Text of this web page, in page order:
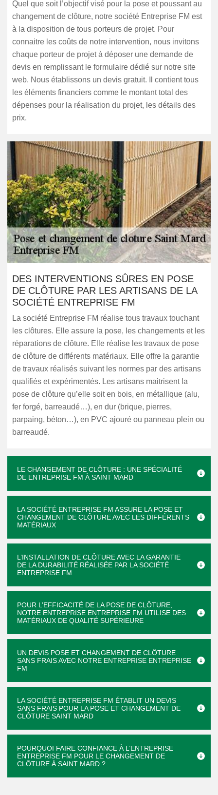
Quel que soit l’objectif visé pour la pose et poussant au
changement de clôture, notre société Entreprise FM est
à la disposition de tous porteurs de projet. Pour
connaitre les coûts de notre intervention, nous invitons
chaque porteur de projet à déposer une demande de
devis en remplissant le formulaire dédié sur notre site
web. Nous établissons un devis gratuit. Il contient tous
les éléments financiers comme le montant total des
dépenses pour la réalisation du projet, les détails des
prix.
DES INTERVENTIONS SÛRES EN POSE
DE CLÔTURE PAR LES ARTISANS DE LA
SOCIÉTÉ ENTREPRISE FM
La société Entreprise FM réalise tous travaux touchant
les clôtures. Elle assure la pose, les changements et les
réparations de clôture. Elle réalise les travaux de pose
de clôture de différents matériaux. Elle offre la garantie
de travaux réalisés suivant les normes par des artisans
qualifiés et expérimentés. Les artisans maitrisent la
pose de clôture qu’elle soit en bois, en métallique (alu,
fer forgé, barreaudé…), en dur (brique, pierres,
parpaing, béton…), en PVC ajouré ou panneau plein ou
barreaudé.
LE CHANGEMENT DE CLÔTURE : UNE SPÉCIALITÉ
DE ENTREPRISE FM À SAINT MARD
LA SOCIÉTÉ ENTREPRISE FM ASSURE LA POSE ET
CHANGEMENT DE CLÔTURE AVEC LES DIFFÉRENTS
MATÉRIAUX
L’INSTALLATION DE CLÔTURE AVEC LA GARANTIE
DE LA DURABILITÉ RÉALISÉE PAR LA SOCIÉTÉ
ENTREPRISE FM
POUR L’EFFICACITÉ DE LA POSE DE CLÔTURE,
NOTRE ENTREPRISE ENTREPRISE FM UTILISE DES
MATÉRIAUX DE QUALITÉ SUPÉRIEURE
UN DEVIS POSE ET CHANGEMENT DE CLÔTURE
SANS FRAIS AVEC NOTRE ENTREPRISE ENTREPRISE
FM
LA SOCIÉTÉ ENTREPRISE FM ÉTABLIT UN DEVIS
SANS FRAIS POUR LA POSE ET CHANGEMENT DE
CLÔTURE SAINT MARD
POURQUOI FAIRE CONFIANCE À L’ENTREPRISE
ENTREPRISE FM POUR LE CHANGEMENT DE
CLÔTURE À SAINT MARD ?